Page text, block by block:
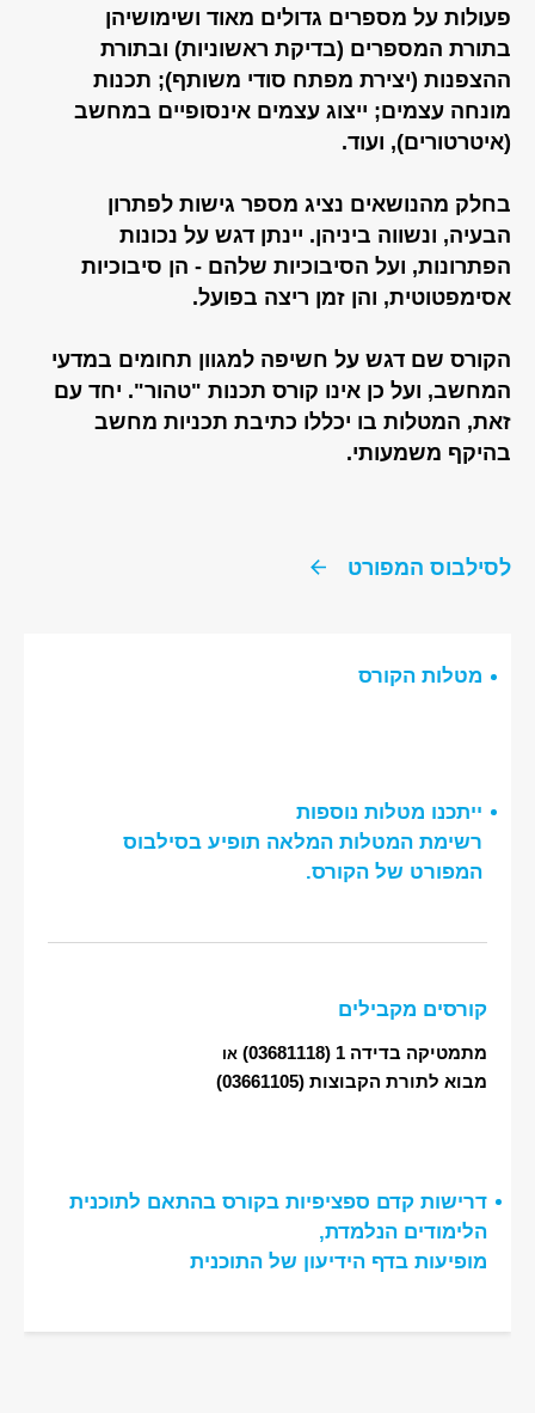
פעולות על מספרים גדולים מאוד ושימושיהן
בתורת המספרים (בדיקת ראשוניות) ובתורת
ההצפנות (יצירת מפתח סודי משותף); תכנות
מונחה עצמים; ייצוג עצמים אינסופיים במחשב
(איטרטורים), ועוד.
בחלק מהנושאים נציג מספר גישות לפתרון
הבעיה, ונשווה ביניהן. יינתן דגש על נכונות
הפתרונות, ועל הסיבוכיות שלהם - הן סיבוכיות
אסימפטוטית, והן זמן ריצה בפועל.
הקורס שם דגש על חשיפה למגוון תחומים במדעי
המחשב, ועל כן אינו קורס תכנות "טהור". יחד עם
זאת, המטלות בו יכללו כתיבת תכניות מחשב
בהיקף משמעותי.
לסילבוס המפורט
מטלות הקורס
ייתכנו מטלות נוספות
רשימת המטלות המלאה תופיע בסילבוס
המפורט של הקורס.
קורסים מקבילים
מתמטיקה בדידה 1 (03681118) או
מבוא לתורת הקבוצות (03661105)
דרישות קדם ספציפיות בקורס בהתאם לתוכנית
הלימודים הנלמדת,
מופיעות בדף הידיעון של התוכנית